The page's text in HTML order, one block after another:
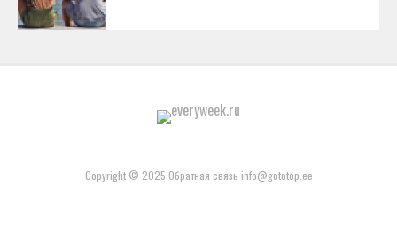
Copyright © 2025 Обратная связь info@gototop.ee